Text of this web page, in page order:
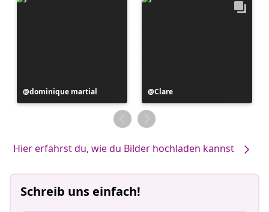
Beitrag
veröffentlicht
dominique martial
Beitrag
veröffentlicht
von
Clare
Hier erfährst du, wie du Bilder hochladen kannst
Schreib uns einfach!